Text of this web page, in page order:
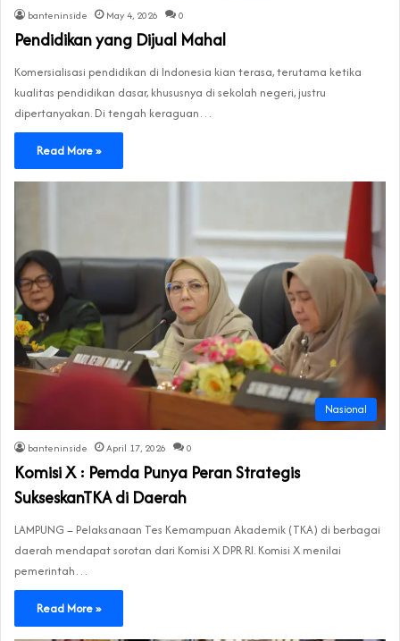
banteninside May 4, 2026 0
Pendidikan yang Dijual Mahal
Komersialisasi pendidikan di Indonesia kian terasa, terutama ketika
kualitas pendidikan dasar, khususnya di sekolah negeri, justru
dipertanyakan. Di tengah keraguan…
Read More »
Nasional
banteninside April 17, 2026 0
Komisi X : Pemda Punya Peran Strategis
SukseskanTKA di Daerah
LAMPUNG – Pelaksanaan Tes Kemampuan Akademik (TKA) di berbagai
daerah mendapat sorotan dari Komisi X DPR RI. Komisi X menilai
pemerintah…
Read More »